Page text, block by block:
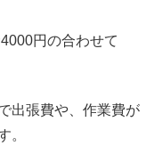
円の合わせて
出張費や、作業費が
。